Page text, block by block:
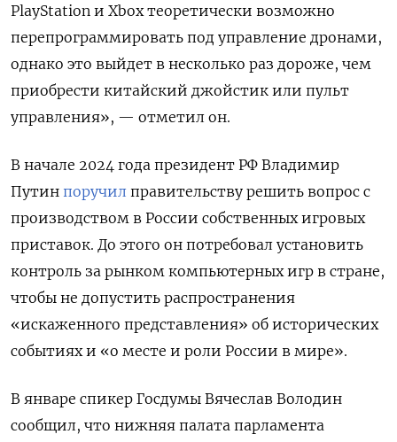
PlayStation и Xbox теоретически возможно
перепрограммировать под управление дронами,
однако это выйдет в несколько раз дороже, чем
приобрести китайский джойстик или пульт
управления», — отметил он.
В начале 2024 года президент РФ Владимир
Путин поручил правительству решить вопрос с
производством в России собственных игровых
приставок. До этого он потребовал установить
контроль за рынком компьютерных игр в стране,
чтобы не допустить распространения
«искаженного представления» об исторических
событиях и «о месте и роли России в мире».
В январе спикер Госдумы Вячеслав Володин
сообщил, что нижняя палата парламента